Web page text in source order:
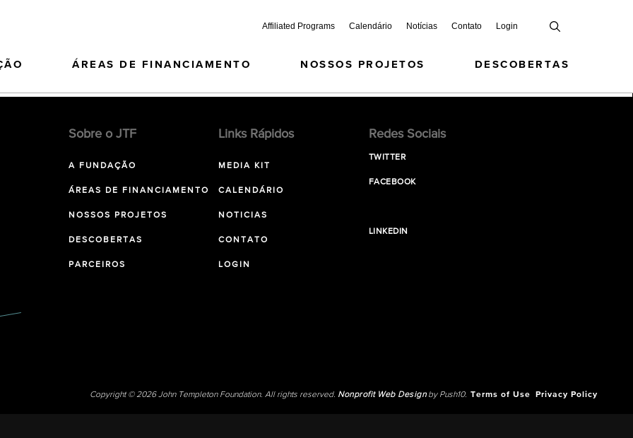
Affiliated Programs Calendário Notícias Contato Login
ÁREAS DE FINANCIAMENTO NOSSOS PROJETOS DESCOBERTAS
Sobre o JTF
A FUNDAÇÃO
ÁREAS DE FINANCIAMENTO
NOSSOS PROJETOS
DESCOBERTAS
PARCEIROS
Links Rápidos
MEDIA KIT
CALENDÁRIO
NOTICIAS
CONTATO
LOGIN
Redes Sociais
TWITTER
FACEBOOK
LINKEDIN
Copyright © 2026 John Templeton Foundation. All rights reserved. Nonprofit Web Designby Push10. Terms of Use Privacy Policy